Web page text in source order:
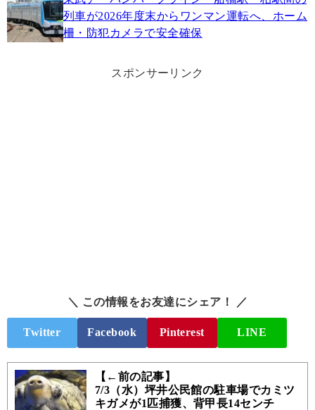
列車が2026年度末からワンマン運転へ、ホーム
柵・防犯カメラで安全確保
スポンサーリンク
＼ この情報をお友達にシェア！ ／
Twitter Facebook Pinterest LINE
【←前の記事】
7/3（水）坪井公民館の駐車場でカミツ
キガメが1匹捕獲、背甲長14センチ